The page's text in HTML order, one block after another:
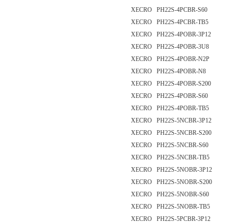
XECRO PH22S-4PCBR-S60
XECRO PH22S-4PCBR-TB5
XECRO PH22S-4POBR-3P12
XECRO PH22S-4POBR-3U8
XECRO PH22S-4POBR-N2P
XECRO PH22S-4POBR-N8
XECRO PH22S-4POBR-S200
XECRO PH22S-4POBR-S60
XECRO PH22S-4POBR-TB5
XECRO PH22S-5NCBR-3P12
XECRO PH22S-5NCBR-S200
XECRO PH22S-5NCBR-S60
XECRO PH22S-5NCBR-TB5
XECRO PH22S-5NOBR-3P12
XECRO PH22S-5NOBR-S200
XECRO PH22S-5NOBR-S60
XECRO PH22S-5NOBR-TB5
XECRO PH22S-5PCBR-3P12